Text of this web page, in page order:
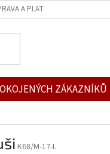
A PLATBA
ZÁKAZNÍKŮ
K68/M-17-L